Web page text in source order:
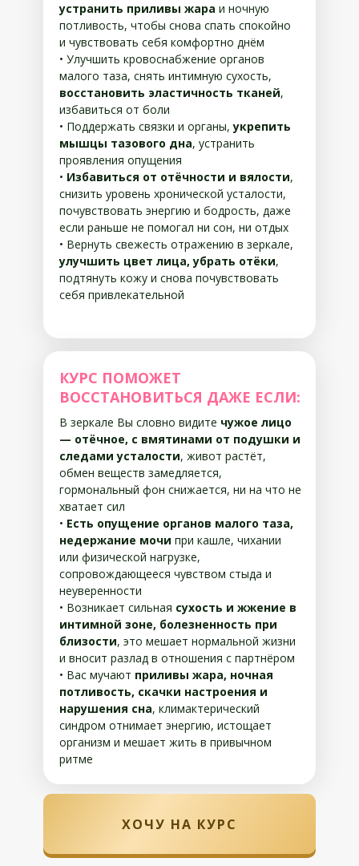
устранить приливы жара и ночную
потливость, чтобы снова спать спокойно
и чувствовать себя комфортно днём
• Улучшить кровоснабжение органов
малого таза, снять интимную сухость,
восстановить эластичность тканей,
избавиться от боли
• Поддержать связки и органы,укрепить
мышцы тазового дна, устранить
проявления опущения
• Избавиться от отёчности и вялости,
снизить уровень хронической усталости,
почувствовать энергию и бодрость, даже
если раньше не помогал ни сон, ни отдых
• Вернуть свежесть отражению в зеркале,
улучшить цвет лица, убрать отёки,
подтянуть кожу и снова почувствовать
себя привлекательной
КУРС ПОМОЖЕТ
ВОССТАНОВИТЬСЯ ДАЖЕ ЕСЛИ:
В зеркале Вы словно видите чужое лицо
— отёчное, с вмятинами от подушки и
следами усталости, живот растёт,
обмен веществ замедляется,
гормональный фон снижается, ни на что не
хватает сил
• Есть опущение органов малого таза,
недержание мочи при кашле, чихании
или физической нагрузке,
сопровождающееся чувством стыда и
неуверенности
• Возникает сильная сухость и жжение в
интимной зоне, болезненность при
близости, это мешает нормальной жизни
и вносит разлад в отношения с партнёром
• Вас мучают приливы жара, ночная
потливость, скачки настроения и
нарушения сна, климактерический
синдром отнимает энергию, истощает
организм и мешает жить в привычном
ритме
ХОЧУ НА КУРС